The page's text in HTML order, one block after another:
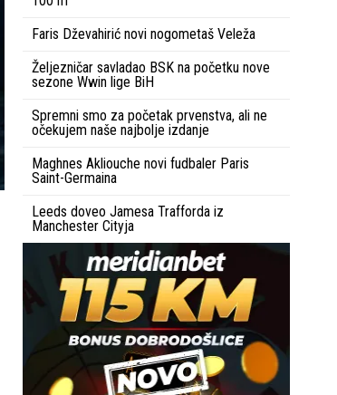
Faris Dževahirić novi nogometaš Veleža
Željezničar savladao BSK na početku nove
sezone Wwin lige BiH
Spremni smo za početak prvenstva, ali ne
očekujem naše najbolje izdanje
Maghnes Akliouche novi fudbaler Paris
Saint-Germaina
Leeds doveo Jamesa Trafforda iz
Manchester Cityja